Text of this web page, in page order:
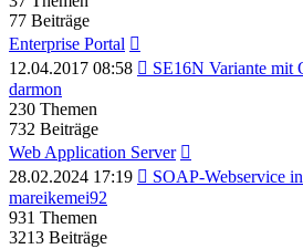
77 Beiträge
Enterprise Portal
12.04.2017 08:58
Neuester
SE16N Variante
darmon
230 Themen
732 Beiträge
Web Application Server
28.02.2024 17:19
Neuester
SOAP-Webservice
mareikemei92
931 Themen
3213 Beiträge